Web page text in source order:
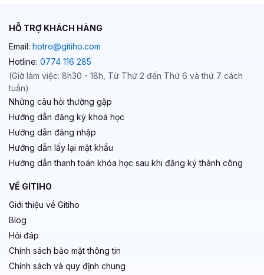
HỖ TRỢ KHÁCH HÀNG
Email: hotro@gitiho.com
Hotline: 0774 116 285
(Giờ làm việc: 8h30 - 18h, Từ Thứ 2 đến Thứ 6 và thứ 7 cách
tuần)
Những câu hỏi thường gặp
Hướng dẫn đăng ký khoá học
Hướng dẫn đăng nhập
Hướng dẫn lấy lại mật khẩu
Hướng dẫn thanh toán khóa học sau khi đăng ký thành công
VỀ GITIHO
Giới thiệu về Gitiho
Blog
Hỏi đáp
Chính sách bảo mật thông tin
Chính sách và quy định chung